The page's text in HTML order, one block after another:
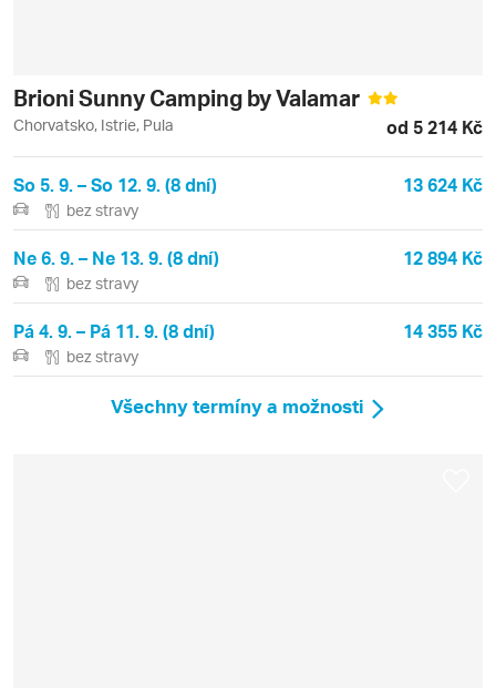
Brioni Sunny Camping by Valamar
Chorvatsko, Istrie, Pula od 5 214 Kč
So 5. 9. – So 12. 9. (8 dní) 13 624 Kč
bez stravy
Ne 6. 9. – Ne 13. 9. (8 dní) 12 894 Kč
bez stravy
Pá 4. 9. – Pá 11. 9. (8 dní) 14 355 Kč
bez stravy
Všechny termíny a možnosti